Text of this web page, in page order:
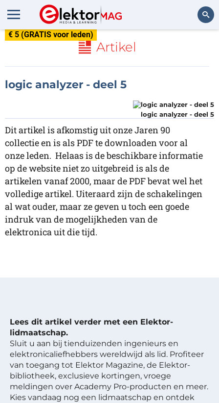
€ 5 (GRATIS voor leden)
Artikel
logic analyzer - deel 5
logic analyzer - deel 5
Dit artikel is afkomstig uit onze Jaren 90
collectie en is als PDF te downloaden voor al
onze leden. Helaas is de beschikbare informatie
op de website niet zo uitgebreid is als de
artikelen vanaf 2000, maar de PDF bevat wel het
volledige artikel. Uiteraard zijn de schakelingen
al wat ouder, maar ze geven u toch een goede
indruk van de mogelijkheden van de
elektronica uit die tijd.
Lees dit artikel verder met een Elektor-
lidmaatschap.
Sluit u aan bij tienduizenden ingenieurs en
elektronicaliefhebbers wereldwijd als lid. Profiteer
van toegang tot Elektor Magazine, de Elektor-
bibliotheek, exclusieve kortingen, vroege
meldingen over Academy Pro-producten en meer.
Kies vandaag nog een lidmaatschap en ontdek